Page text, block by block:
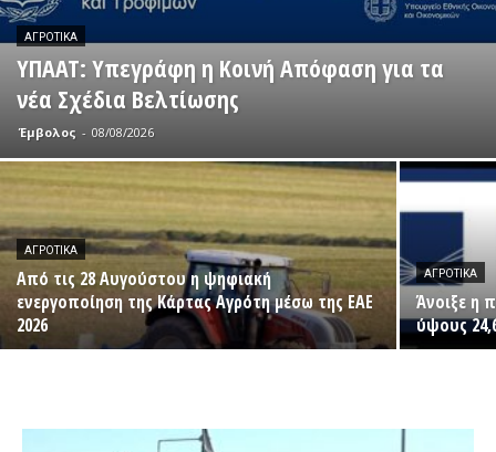
ΑΓΡΟΤΙΚΆ
ΥΠΑΑΤ: Υπεγράφη η Κοινή Απόφαση για τα
νέα Σχέδια Βελτίωσης
Έμβολος - 08/08/2026
ΑΓΡΟΤΙΚΆ
Από τις 28 Αυγούστου η ψηφιακή
ενεργοποίηση της Κάρτας Αγρότη μέσω της ΕΑΕ
2026
ΑΓΡΟΤΙΚΆ
Άνοιξε η
ύψους